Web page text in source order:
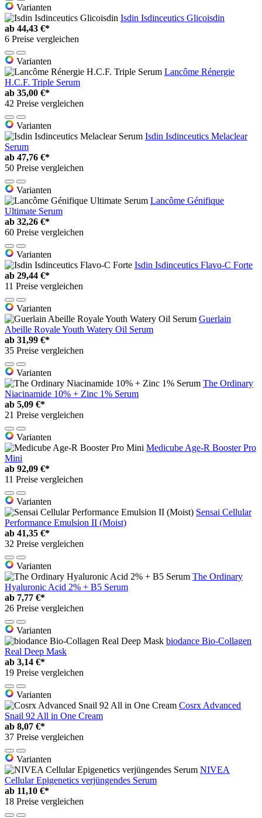
Varianten
Isdin Isdinceutics Glicoisdin
ab 44,43 €*
6 Preise vergleichen
Varianten
Lancôme Rénergie
H.C.F. Triple Serum
ab 35,00 €*
42 Preise vergleichen
Varianten
Isdin Isdinceutics Melaclear
Serum
ab 47,76 €*
50 Preise vergleichen
Varianten
Lancôme Génifique
Ultimate Serum
ab 32,26 €*
60 Preise vergleichen
Varianten
Isdin Isdinceutics Flavo-C Forte
ab 29,44 €*
11 Preise vergleichen
Varianten
Guerlain
Abeille Royale Youth Watery Oil Serum
ab 31,99 €*
35 Preise vergleichen
Varianten
The Ordinary
Niacinamide 10% + Zinc 1% Serum
ab 5,09 €*
21 Preise vergleichen
Varianten
Medicube Age-R Booster Pro
Mini
ab 92,09 €*
11 Preise vergleichen
Varianten
Sensai Cellular
Performance Emulsion II (Moist)
ab 41,35 €*
32 Preise vergleichen
Varianten
The Ordinary
Hyaluronic Acid 2% + B5 Serum
ab 7,77 €*
26 Preise vergleichen
Varianten
biodance Bio-Collagen
Real Deep Mask
ab 3,14 €*
19 Preise vergleichen
Varianten
Cosrx Advanced
Snail 92 All in One Cream
ab 8,07 €*
37 Preise vergleichen
Varianten
NIVEA
Cellular Epigenetics verjüngendes Serum
ab 11,10 €*
18 Preise vergleichen